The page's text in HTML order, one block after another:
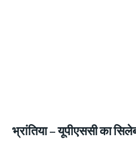
भ्रांतिया– यूपीएससी का